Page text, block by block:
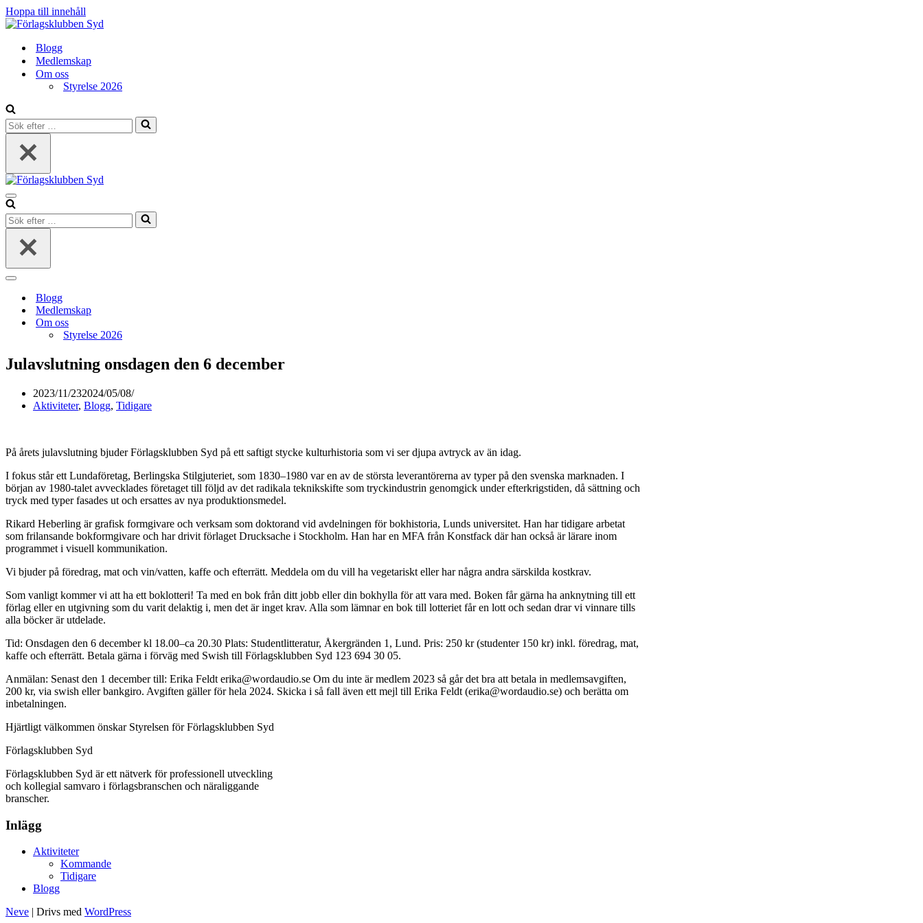
Hoppa till innehåll
Blogg
Medlemskap
Om oss
Styrelse 2026
Sök
efter
Navigeringsmeny
Sök
efter
Navigeringsmeny
Blogg
Medlemskap
Om oss
Styrelse 2026
Julavslutning onsdagen den 6 december
2023/11/232024/05/08
Aktiviteter, Blogg, Tidigare
På årets julavslutning bjuder Förlagsklubben Syd på ett saftigt stycke kulturhistoria som vi ser djupa avtryck av än idag.
I fokus står ett Lundaföretag, Berlingska Stilgjuteriet, som 1830–1980 var en av de största leverantörerna av typer på den svenska marknaden. I
början av 1980-talet avvecklades företaget till följd av det radikala teknikskifte som tryckindustrin genomgick under efterkrigstiden, då sättning och
tryck med typer fasades ut och ersattes av nya produktionsmedel.
Rikard Heberling är grafisk formgivare och verksam som doktorand vid avdelningen för bokhistoria, Lunds universitet. Han har tidigare arbetat
som frilansande bokformgivare och har drivit förlaget Drucksache i Stockholm. Han har en MFA från Konstfack där han också är lärare inom
programmet i visuell kommunikation.
Vi bjuder på föredrag, mat och vin/vatten, kaffe och efterrätt. Meddela om du vill ha vegetariskt eller har några andra särskilda kostkrav.
Som vanligt kommer vi att ha ett boklotteri! Ta med en bok från ditt jobb eller din bokhylla för att vara med. Boken får gärna ha anknytning till ett
förlag eller en utgivning som du varit delaktig i, men det är inget krav. Alla som lämnar en bok till lotteriet får en lott och sedan drar vi vinnare tills
alla böcker är utdelade.
Tid: Onsdagen den 6 december kl 18.00–ca 20.30 Plats: Studentlitteratur, Åkergränden 1, Lund. Pris: 250 kr (studenter 150 kr) inkl. föredrag, mat,
kaffe och efterrätt. Betala gärna i förväg med Swish till Förlagsklubben Syd 123 694 30 05.
Anmälan: Senast den 1 december till: Erika Feldt erika@wordaudio.se Om du inte är medlem 2023 så går det bra att betala in medlemsavgiften,
200 kr, via swish eller bankgiro. Avgiften gäller för hela 2024. Skicka i så fall även ett mejl till Erika Feldt (erika@wordaudio.se) och berätta om
inbetalningen.
Hjärtligt välkommen önskar Styrelsen för Förlagsklubben Syd
Förlagsklubben Syd
Förlagsklubben Syd är ett nätverk för professionell utveckling
och kollegial samvaro i förlagsbranschen och näraliggande
branscher.
Inlägg
Aktiviteter
Kommande
Tidigare
Blogg
Neve | Drivs med WordPress